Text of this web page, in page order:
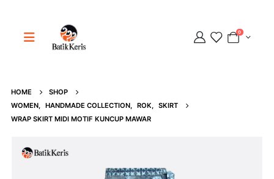
0
HOME
SHOP
WOMEN, HANDMADE COLLECTION, ROK, SKIRT
WRAP SKIRT MIDI MOTIF KUNCUP MAWAR
Adipati
Online